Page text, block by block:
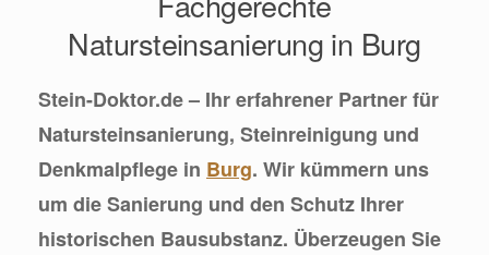
Natursteinsanierung in Burg
Stein-Doktor.de – Ihr erfahrener Partner für
Natursteinsanierung, Steinreinigung und
Denkmalpflege in Burg. Wir kümmern uns
um die Sanierung und den Schutz Ihrer
historischen Bausubstanz. Überzeugen Sie